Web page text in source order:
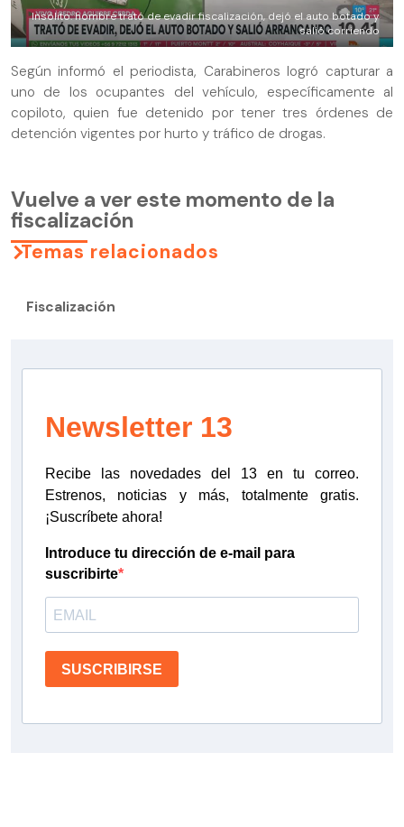
Insólito: hombre trató de evadir fiscalización, dejó el auto botado y
salió corriendo
Según informó el periodista, Carabineros logró capturar a
uno de los ocupantes del vehículo, específicamente al
copiloto, quien fue detenido por tener tres órdenes de
detención vigentes por hurto y tráfico de drogas.
Vuelve a ver este momento de la
fiscalización
Temas relacionados
Fiscalización
Newsletter 13
Recibe las novedades del 13 en tu correo.
Estrenos, noticias y más, totalmente gratis.
¡Suscríbete ahora!
Introduce tu dirección de e-mail para
suscribirte
SUSCRIBIRSE